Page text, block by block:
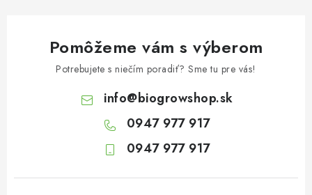
Pomôžeme vám s výberom
Potrebujete s niečím poradiť? Sme tu pre vás!
info@biogrowshop.sk
0947 977 917
0947 977 917